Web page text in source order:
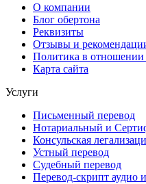
О компании
Блог обертона
Реквизиты
Отзывы и
Политика в
Карта сайта
Услуги
Письменный перевод
Нотариальный и
Консульская
Устный перевод
Судебный перевод
Перевод-скрипт аудио